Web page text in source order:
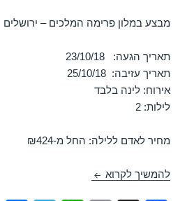
מבצע במלון פרימה המלכים – ירושלים
תאריך הגעה: 23/10/18
תאריך עזיבה: 25/10/18
אירוח: לינה בלבד
לילות: 2
מחיר לאדם ללילה: החל מ-₪424
להמשיך לקרוא חופשה במלון פרימה המלכים